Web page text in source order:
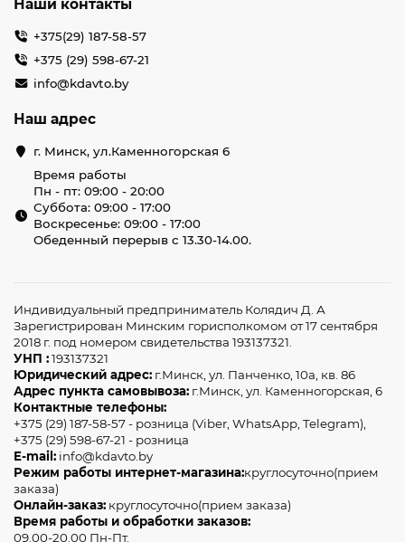
Наши контакты
+375(29) 187-58-57
+375 (29) 598-67-21
info@kdavto.by
Наш адрес
г. Минск, ул.Каменногорская 6
Время работы
Пн - пт: 09:00 - 20:00
Суббота: 09:00 - 17:00
Воскресенье: 09:00 - 17:00
Обеденный перерыв с 13.30-14.00.
Индивидуальный предприниматель Колядич Д. А
Зарегистрирован Минским горисполкомом от 17 сентября
2018 г. под номером свидетельства 193137321.
УНП :193137321
Юридический адрес: г.Минск, ул. Панченко, 10а, кв. 86
Адрес пункта самовывоза: г.Минск, ул. Каменногорская, 6
Контактные телефоны:
+375 (29) 187-58-57 - розница (Viber, WhatsApp, Telegram),
+375 (29) 598-67-21 - розница
E-mail: info@kdavto.by
Режим работы интернет-магазина:круглосуточно(прием
заказа)
Онлайн-заказ: круглосуточно(прием заказа)
Время работы и обработки заказов:
09.00-20.00 Пн-Пт.